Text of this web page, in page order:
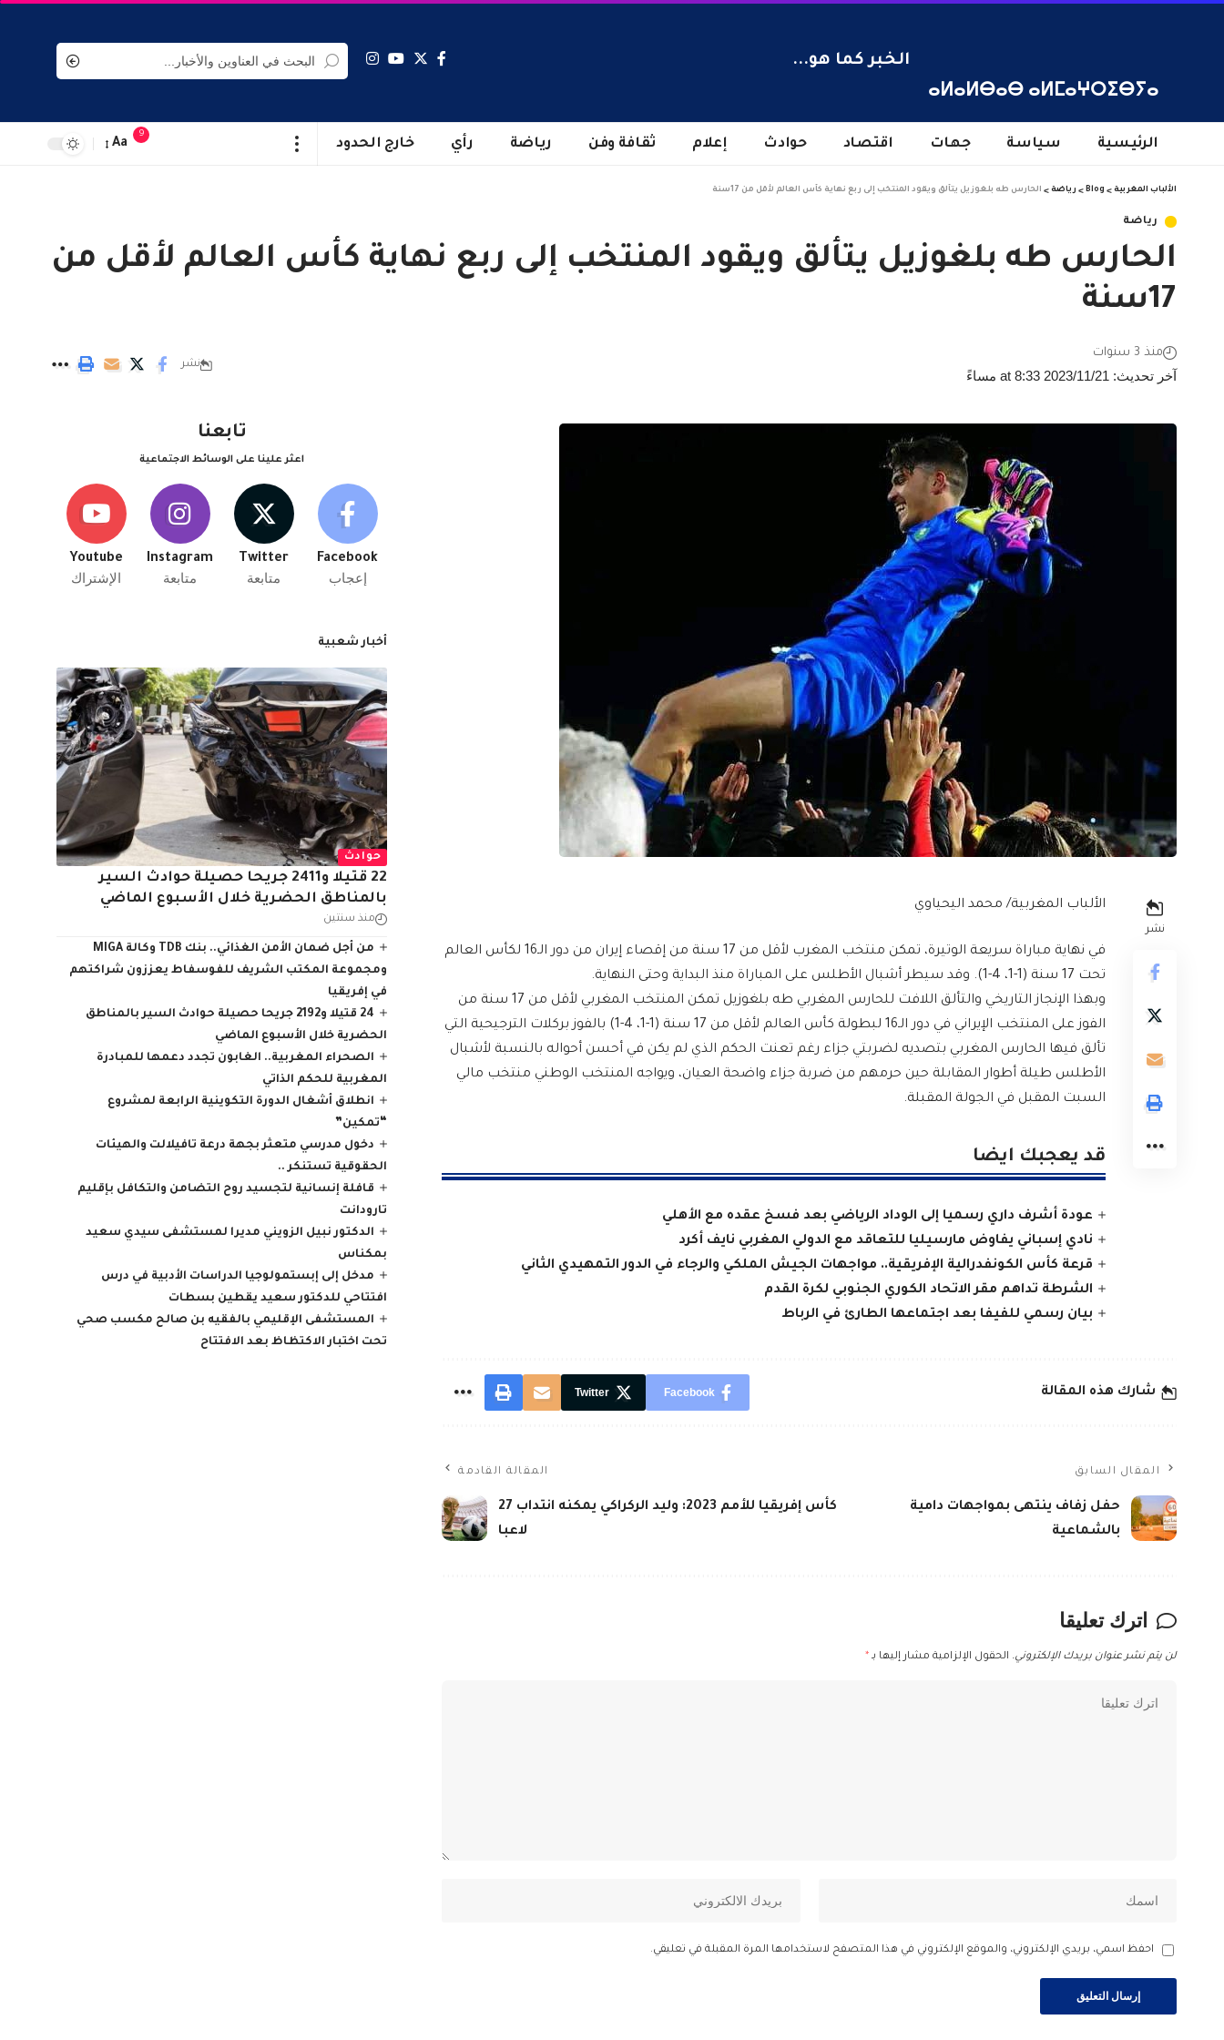
ⴰⵍⴰⵍⴱⴰⴱ ⴰⵍⵎⴰⵖⵔⵉⴱⵢⴰ
الخبر كما هو...
الرئيسية سياسة جهات اقتصاد حوادث إعلام ثقافة وفن رياضة رأي خارج الحدود
9
Aa
الألباب المغربية >
Blog
> رياضة > الحارس طه بلغوزيل يتألق ويقود المنتخب إلى ربع نهاية كأس العالم لأقل من 17سنة
رياضة
الحارس طه بلغوزيل يتألق ويقود المنتخب إلى ربع نهاية كأس العالم لأقل من
17سنة
آخر تحديث: 2023/11/21 at 8:33 مساءً
منذ 3 سنوات
نشر
نشر
الألباب المغربية/ محمد اليحياوي
في نهاية مباراة سريعة الوتيرة، تمكن منتخب المغرب لأقل من 17 سنة من إقصاء إيران من دور الـ16 لكأس العالم
تحت 17 سنة (1-1، 4-1). وقد سيطر أشبال الأطلس على المباراة منذ البداية وحتى النهاية.
وبهذا الإنجاز التاريخي والتألق اللافت للحارس المغربي طه بلغوزيل تمكن المنتخب المغربي لأقل من 17 سنة من
الفوز على المنتخب الإيراني في دور الـ16 لبطولة كأس العالم لأقل من 17 سنة (1-1، 4-1) بالفوز بركلات الترجيحية التي
تألق فيها الحارس المغربي بتصديه لضربتي جزاء رغم تعنت الحكم الذي لم يكن في أحسن أحواله بالنسبة لأشبال
الأطلس طيلة أطوار المقابلة حين حرمهم من ضربة جزاء واضحة العيان، ويواجه المنتخب الوطني منتخب مالي
السبت المقبل في الجولة المقبلة.
قد يعجبك ايضا
عودة أشرف داري رسميا إلى الوداد الرياضي بعد فسخ عقده مع الأهلي
نادي إسباني يفاوض مارسيليا للتعاقد مع الدولي المغربي نايف أكرد
قرعة كأس الكونفدرالية الإفريقية.. مواجهات الجيش الملكي والرجاء في الدور التمهيدي الثاني
الشرطة تداهم مقر الاتحاد الكوري الجنوبي لكرة القدم
بيان رسمي للفيفا بعد اجتماعها الطارئ في الرباط
شارك هذه المقالة Facebook
Twitter
المقال السابق
حفل زفاف ينتهى بمواجهات دامية
بالشماعية
المقالة القادمة
كأس إفريقيا للأمم 2023: وليد الركراكي يمكنه انتداب 27
لاعبا
اترك تعليقا
لن يتم نشر عنوان بريدك الإلكتروني. الحقول الإلزامية مشار إليها بـ *
احفظ اسمي، بريدي الإلكتروني، والموقع الإلكتروني في هذا المتصفح لاستخدامها المرة المقبلة في تعليقي.
تابعنا
اعثر علينا على الوسائط الاجتماعية
Facebook
إعجاب
Twitter
متابعة
Instagram
متابعة
Youtube
الإشتراك
أخبار شعبية
حوادث
22 قتيلا و2411 جريحا حصيلة حوادث السير
بالمناطق الحضرية ‏خلال الأسبوع الماضي
منذ سنتين
من أجل ضمان الأمن الغذائي.. بنك TDB وكالة MIGA
ومجموعة المكتب الشريف للفوسفاط يعززون شراكتهم
في إفريقيا
24 قتيلا و2192 جريحا حصيلة حوادث السير بالمناطق
الحضرية ‏خلال الأسبوع الماضي
الصحراء المغربية.. الغابون تجدد دعمها للمبادرة
المغربية للحكم الذاتي
انطلاق أشغال الدورة التكوينية الرابعة لمشروع
“تمكين”
دخول مدرسي متعثر بجهة درعة تافيلالت والهيئات
الحقوقية تستنكر ..
قافلة إنسانية لتجسيد روح التضامن والتكافل بإقليم
تارودانت
الدكتور نبيل الزويني مديرا لمستشفى سيدي سعيد
بمكناس
مدخل إلى إبستمولوجيا الدراسات الأدبية في درس
افتتاحي للدكتور سعيد يقطين بسطات
المستشفى الإقليمي بالفقيه بن صالح مكسب صحي
تحت اختبار الاكتظاظ بعد الافتتاح